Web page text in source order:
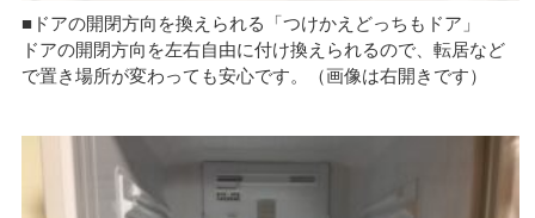
■ドアの開閉方向を換えられる「つけかえどっちもドア」
ドアの開閉方向を左右自由に付け換えられるので、転居など
で置き場所が変わっても安心です。（画像は右開きです）